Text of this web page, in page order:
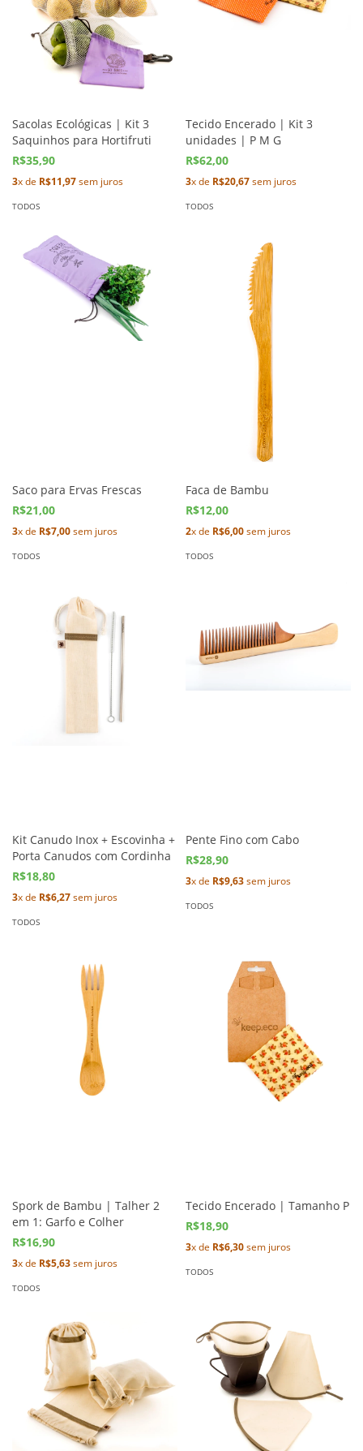
Sacolas Ecológicas | Kit 3
Saquinhos para Hortifruti
R$35,90
3x de R$11,97sem juros
TODOS
Tecido Encerado | Kit 3
unidades | P M G
R$62,00
3x de R$20,67sem juros
TODOS
Saco para Ervas Frescas
R$21,00
3x de R$7,00sem juros
TODOS
Faca de Bambu
R$12,00
2x de R$6,00sem juros
TODOS
Kit Canudo Inox + Escovinha +
Porta Canudos com Cordinha
R$18,80
3x de R$6,27sem juros
TODOS
Pente Fino com Cabo
R$28,90
3x de R$9,63sem juros
TODOS
Spork de Bambu | Talher 2
em 1: Garfo e Colher
R$16,90
3x de R$5,63sem juros
TODOS
Tecido Encerado | Tamanho P
R$18,90
3x de R$6,30sem juros
TODOS